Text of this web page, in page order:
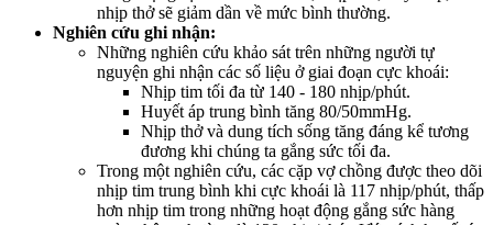
nhịp thở sẽ giảm dần về mức bình thường.
Nghiên cứu ghi nhận:
Những nghiên cứu khảo sát trên những người tự
nguyện ghi nhận các số liệu ở giai đoạn cực khoái:
Nhịp tim tối đa từ 140 - 180 nhịp/phút.
Huyết áp trung bình tăng 80/50mmHg.
Nhịp thở và dung tích sống tăng đáng kể tương
đương khi chúng ta gắng sức tối đa.
Trong một nghiên cứu, các cặp vợ chồng được theo dõi
nhịp tim trung bình khi cực khoái là 117 nhịp/phút, thấp
hơn nhịp tim trong những hoạt động gắng sức hàng